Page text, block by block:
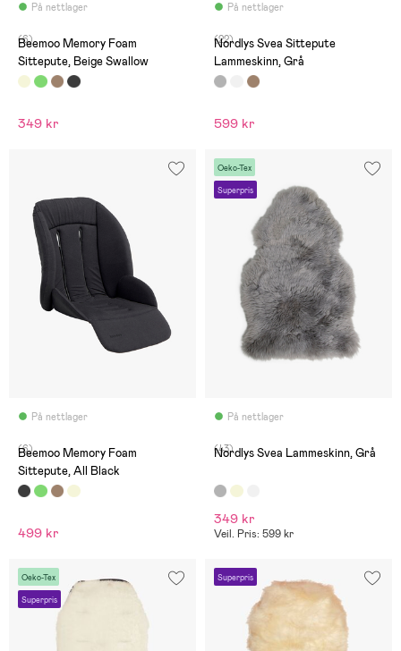
På nettlager
(6)
Beemoo Memory Foam
Sittepute, Beige Swallow
349 kr
På nettlager
(22)
Nordlys Svea Sittepute
Lammeskinn, Grå
599 kr
På nettlager
(6)
Beemoo Memory Foam
Sittepute, All Black
499 kr
Oeko-Tex
Superpris
På nettlager
(43)
Nordlys Svea Lammeskinn, Grå
349 kr
Veil. Pris: 599 kr
Oeko-Tex
Superpris
Superpris